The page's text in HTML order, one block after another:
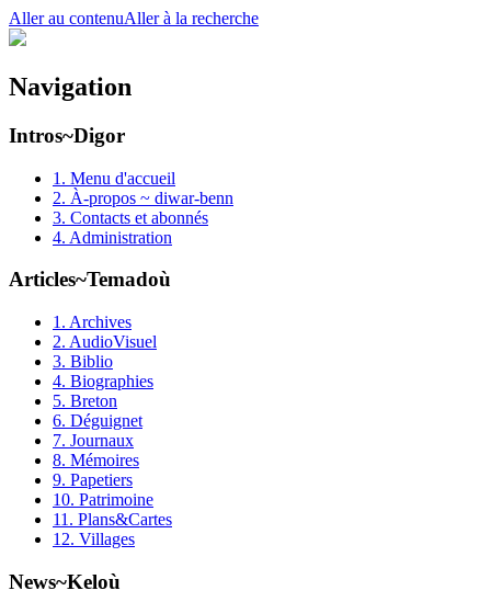
Aller au contenuAller à la recherche
Navigation
Intros~Digor
1. Menu d'accueil
2. À-propos ~ diwar-benn
3. Contacts et abonnés
4. Administration
Articles~Temadoù
1. Archives
2. AudioVisuel
3. Biblio
4. Biographies
5. Breton
6. Déguignet
7. Journaux
8. Mémoires
9. Papetiers
10. Patrimoine
11. Plans&Cartes
12. Villages
News~Keloù